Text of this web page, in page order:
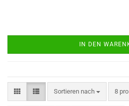
IN DEN
Sortieren nach
Sortieren nach 8
pro